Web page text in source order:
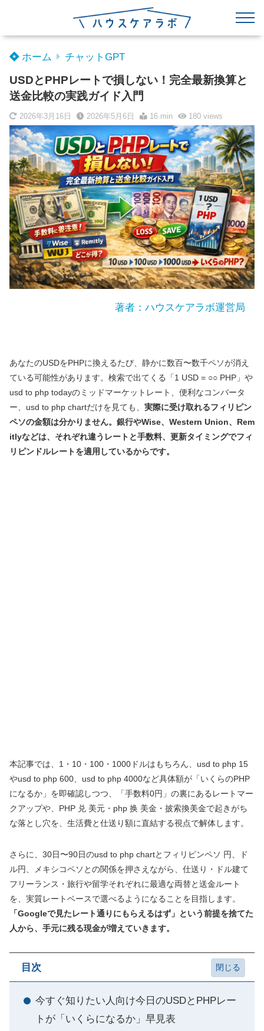
ホーム チャットGPT
USDとPHPレートで損しない！完全最新換算と
送金比較の実践ガイド入門
2026年3月16日 2026年5月6日 16 min 180views
著者：ハウスケアラボ運営局
あなたのUSDをPHPに換えるたび、静かに数百〜数千ペソが消え
ている可能性があります。検索で出てくる「1 USD = ○○ PHP」や
usd to php todayのミッドマーケットレート、便利なコンバータ
ー、usd to php chartだけを見ても、 実際に受け取れるフィリピン
ペソの金額は分かりません。銀行やWise、Western Union、Rem
itlyなどは、それぞれ違うレートと手数料、更新タイミングでフィ
リピンドルレートを適用しているからです。
本記事では、1・10・100・1000ドルはもちろん、usd to php 15
やusd to php 600、usd to php 4000など具体額が「いくらのPHP
になるか」を即確認しつつ、「手数料0円」の裏にあるレートマー
クアップや、PHP 兑 美元・php 换 美金・披索換美金で起きがち
な落とし穴を、生活費と仕送り額に直結する視点で解体します。
さらに、30日〜90日のusd to php chartとフィリピンペソ 円、ド
ル円、メキシコペソとの関係を押さえながら、仕送り・ドル建て
フリーランス・旅行や留学それぞれに最適な両替と送金ルート
を、実質レートベースで選べるようになることを目指します。
「Googleで見たレート通りにもらえるはず」という前提を捨てた
人から、手元に残る現金が増えていきます。
目次
今すぐ知りたい人向け今日のUSDとPHPレー
トが「いくらになるか」早見表